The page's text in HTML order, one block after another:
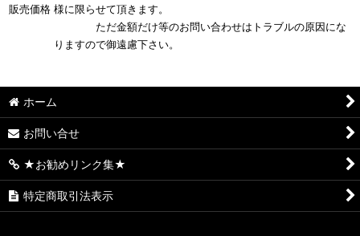
販売価格 様に限らせて頂きます。
ただ金額だけ等のお問い合わせはトラブルの原因にな
りますので御遠慮下さい。
ホーム
お問い合せ
★お勧めリンク集★
特定商取引法表示